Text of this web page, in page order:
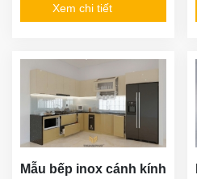
Xem chi tiết
Mẫu bếp inox cánh kính